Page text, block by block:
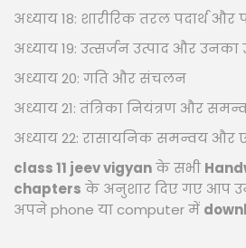
अध्याय 18: शारीरिक तरल पदार्थ और
अध्याय 19: उत्सर्जन उत्पाद और
अध्याय 20: गति और संचलन
अध्याय 21: तंत्रिका नियंत्रण और
अध्याय 22: रासायनिक समन्वय
class 11 jeev vigyanके सभी
chapters के अनुशार दिए गए आप
अपने phone या computer में